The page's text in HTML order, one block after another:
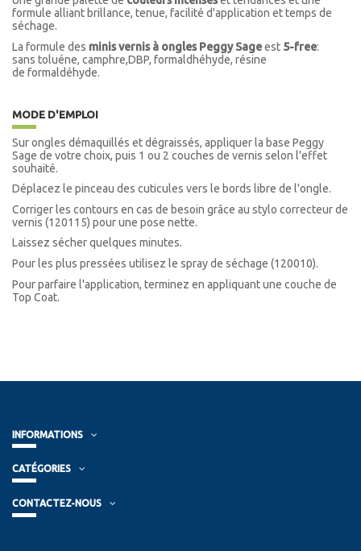
formule alliant brillance, tenue, facilité d'application et temps de
séchage.
La formule des minis vernis à ongles Peggy Sageest 5-free:
sans toluéne, camphre,DBP, formaldhéhyde, résine
de formaldéhyde.
MODE D'EMPLOI
Sur ongles démaquillés et dégraissés, appliquer la base Peggy
Sage de votre choix, puis 1 ou 2 couches de vernis selon l'effet
souhaité.
Déplacez le pinceau des cuticules vers le bords libre de l'ongle.
Corriger les contours en cas de besoin grâce au stylo correcteur de
vernis (120115) pour une pose nette.
Laissez sécher quelques minutes.
Pour les plus pressées utilisez le spray de séchage (120010).
Pour parfaire l'application, terminez en appliquant une couche de
Top Coat.
INFORMATIONS
CATÉGORIES
CONTACTEZ-NOUS